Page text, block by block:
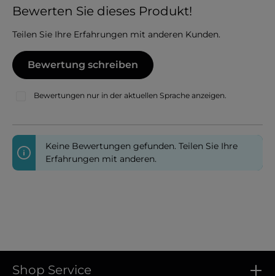
Durchschnittliche Bewertung von 0 von 5 Sternen
Bewerten Sie dieses Produkt!
Teilen Sie Ihre Erfahrungen mit anderen Kunden.
Bewertung schreiben
Bewertungen nur in der aktuellen Sprache anzeigen.
Keine Bewertungen gefunden. Teilen Sie Ihre
Erfahrungen mit anderen.
Shop Service